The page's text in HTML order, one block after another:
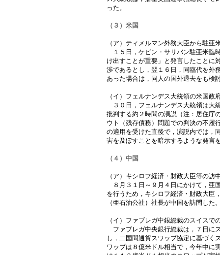
った。
（３）米国
（ア）ティメルマン外務大臣から駐
１５日，ケビン・サリバン駐亜米臨
け出すことが重要」と発言したことに
渉であるとし，翌１６日，同臨代を外
あった場合は，同人の国外退去をも検
（イ）フェルナンデス大統領の米国政
３０日，フェルナンデス大統領は大
批判する約２時間の演説（注：居住庁
ウト（残存債務）問題での判決の不履
の適用を受けた直後で，演説内では，
害を及ぼすことを暗示するような発言
（４）中国
（ア）キシロフ経済・財政大臣等の訪
８月３１日～９月４日にかけて，亜
を行うため，キシロフ経済・財政大臣
（亜石油公社）社長が中国を訪問した
（イ）ファブレガ中銀総裁のスイスで
ファブレガ中央銀行総裁は，７日に
し，二国間通貨スワップ協定に基づく
ワップは８億米ドル相当で，今年中に